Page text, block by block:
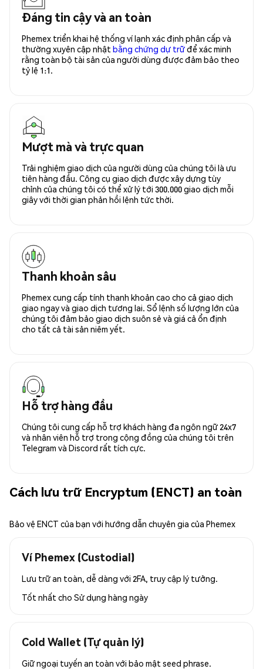
Đáng tin cậy và an toàn
Phemex triển khai hệ thống ví lạnh xác định phân cấp và
thường xuyên cập nhật bằng chứng dự trữđể xác minh
rằng toàn bộ tài sản của người dùng được đảm bảo theo
tỷ lệ 1:1.
Mượt mà và trực quan
Trải nghiệm giao dịch của người dùng của chúng tôi là ưu
tiên hàng đầu. Công cụ giao dịch được xây dựng tùy
chỉnh của chúng tôi có thể xử lý tới 300.000 giao dịch mỗi
giây với thời gian phản hồi lệnh tức thời.
Thanh khoản sâu
Phemex cung cấp tính thanh khoản cao cho cả giao dịch
giao ngay và giao dịch tương lai. Sổ lệnh số lượng lớn của
chúng tôi đảm bảo giao dịch suôn sẻ và giá cả ổn định
cho tất cả tài sản niêm yết.
Hỗ trợ hàng đầu
Chúng tôi cung cấp hỗ trợ khách hàng đa ngôn ngữ 24x7
và nhân viên hỗ trợ trong cộng đồng của chúng tôi trên
Telegram và Discord rất tích cực.
Cách lưu trữ Encryptum (ENCT) an toàn
Bảo vệ ENCT của bạn với hướng dẫn chuyên gia của Phemex
Ví Phemex (Custodial)
Lưu trữ an toàn, dễ dàng với 2FA, truy cập lý tưởng.
Tốt nhất cho Sử dụng hàng ngày
Cold Wallet (Tự quản lý)
Giữ ngoại tuyến an toàn với bảo mật seed phrase.